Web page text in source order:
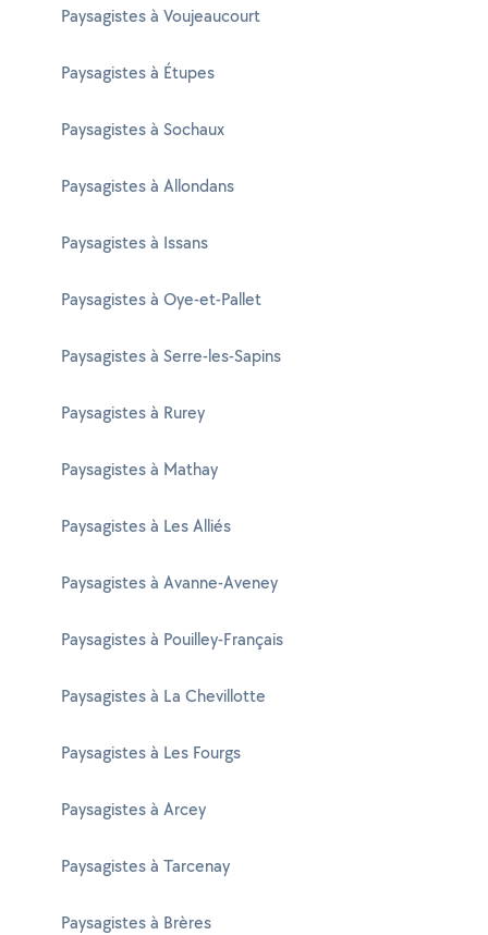
Paysagistes à Voujeaucourt
Paysagistes à Étupes
Paysagistes à Sochaux
Paysagistes à Allondans
Paysagistes à Issans
Paysagistes à Oye-et-Pallet
Paysagistes à Serre-les-Sapins
Paysagistes à Rurey
Paysagistes à Mathay
Paysagistes à Les Alliés
Paysagistes à Avanne-Aveney
Paysagistes à Pouilley-Français
Paysagistes à La Chevillotte
Paysagistes à Les Fourgs
Paysagistes à Arcey
Paysagistes à Tarcenay
Paysagistes à Brères